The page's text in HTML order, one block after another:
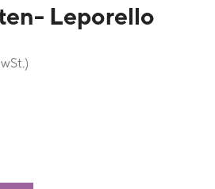
Leporello